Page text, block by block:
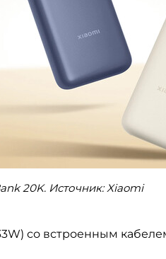
20K. Источник: Xiaomi
со встроенным